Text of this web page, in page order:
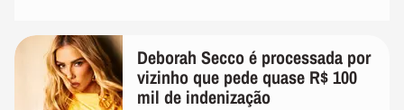
Deborah Secco é processada por
vizinho que pede quase R$ 100
mil de indenização